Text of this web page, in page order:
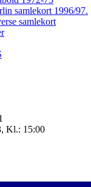
samlekort 1996/97.
samlekort
Kl.: 15:00